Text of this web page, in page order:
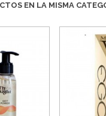
EN LA MISMA